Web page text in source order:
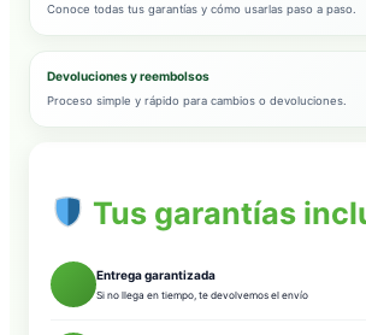
Conoce todas tus garantías y cómo usarlas paso a paso.
Devoluciones y reembolsos
Proceso simple y rápido para cambios o devoluciones.
Tus garantías
Entrega garantizada
Si no llega en tiempo, te devolvemos el envío